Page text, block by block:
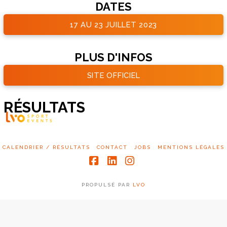
DATES
17 AU 23 JUILLET 2023
PLUS D'INFOS
SITE OFFICIEL
RÉSULTATS
CALENDRIER / RÉSULTATS CONTACT JOBS MENTIONS LÉGALES
PROPULSÉ PAR LVO